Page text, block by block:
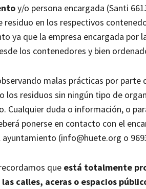
y/o persona encargada (Santi
residuo en los respectivos
ya que la empresa encargada por
los contenedores y bien
malas prácticas por
los residuos sin ningún tipo de
Cualquier duda o información, o
ponerse en contacto con el
(info@huete.org o
que está totalmente
calles, aceras o espacios